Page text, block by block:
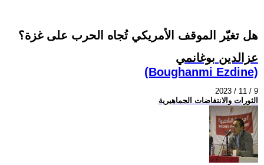
هل تغيّر الموقف الأمريكي تُجاه الحرب على غزة؟
عزالدين بوغانمي
(Boughanmi Ezdine)
2023 / 11 / 9
الثورات والانتفاضات الجماهيرية